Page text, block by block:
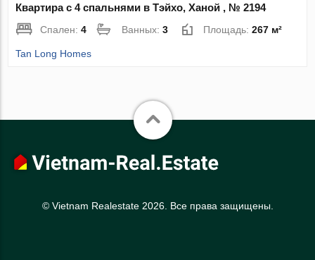
Квартира с 4 спальнями в Тэйхо, Ханой , № 2194
Спален:4 Ванных:3 Площадь:267 м²
Tan Long Homes
© Vietnam Realestate 2026. Все права защищены.